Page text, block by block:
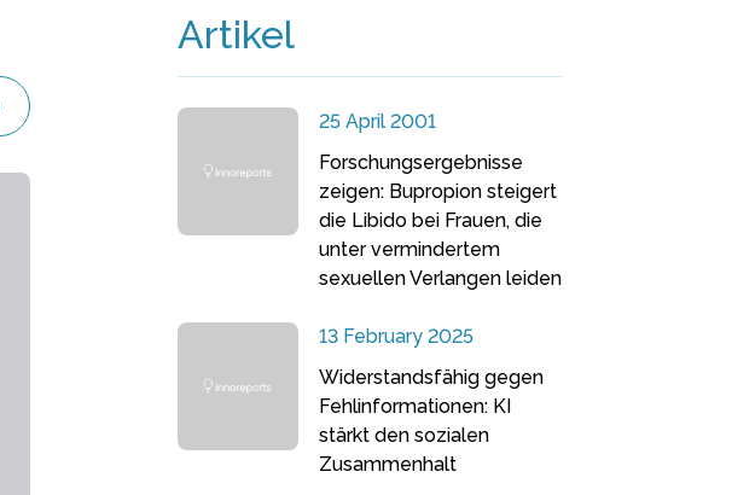
Artikel
25 April 2001
Forschungsergebnisse
zeigen: Bupropion steigert
die Libido bei Frauen, die
unter vermindertem
sexuellen Verlangen leiden
13 February 2025
Widerstandsfähig gegen
Fehlinformationen: KI
stärkt den sozialen
Zusammenhalt